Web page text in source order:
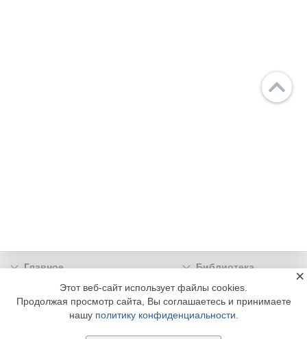
Главное
Библиотека
Подписка
Реклама
Информация
© 2002 - 2026 OOO Издательский дом «МЕДИА ТЕХНОЛОДЖИ» +7 (495) 665-00-
Этот веб-сайт использует файлы cookies.
Продолжая просмотр сайта, Вы соглашаетесь и принимаете
нашу политику конфиденциальности
×